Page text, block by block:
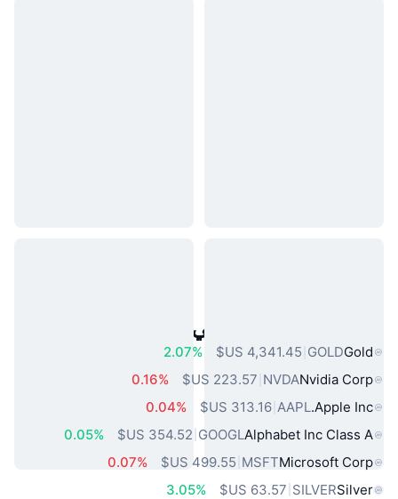
أصول العالم الحقيقي الشائعة
Gold
GOLD
2.07%
Nvidia Corp
NVDA
0.16%
Apple Inc.
AAPL
‏313.16 US$
0.04%
Alphabet Inc Class A
GOOGL
0.05%
Microsoft Corp
MSFT
0.07%
Silver
SILVER
3.05%